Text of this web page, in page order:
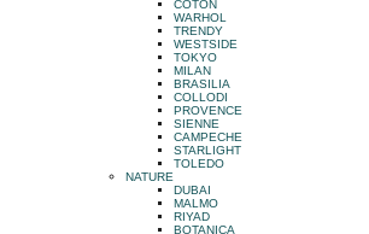
COTON
WARHOL
TRENDY
WESTSIDE
TOKYO
MILAN
BRASILIA
COLLODI
PROVENCE
SIENNE
CAMPECHE
STARLIGHT
TOLEDO
NATURE
DUBAI
MALMO
RIYAD
BOTANICA